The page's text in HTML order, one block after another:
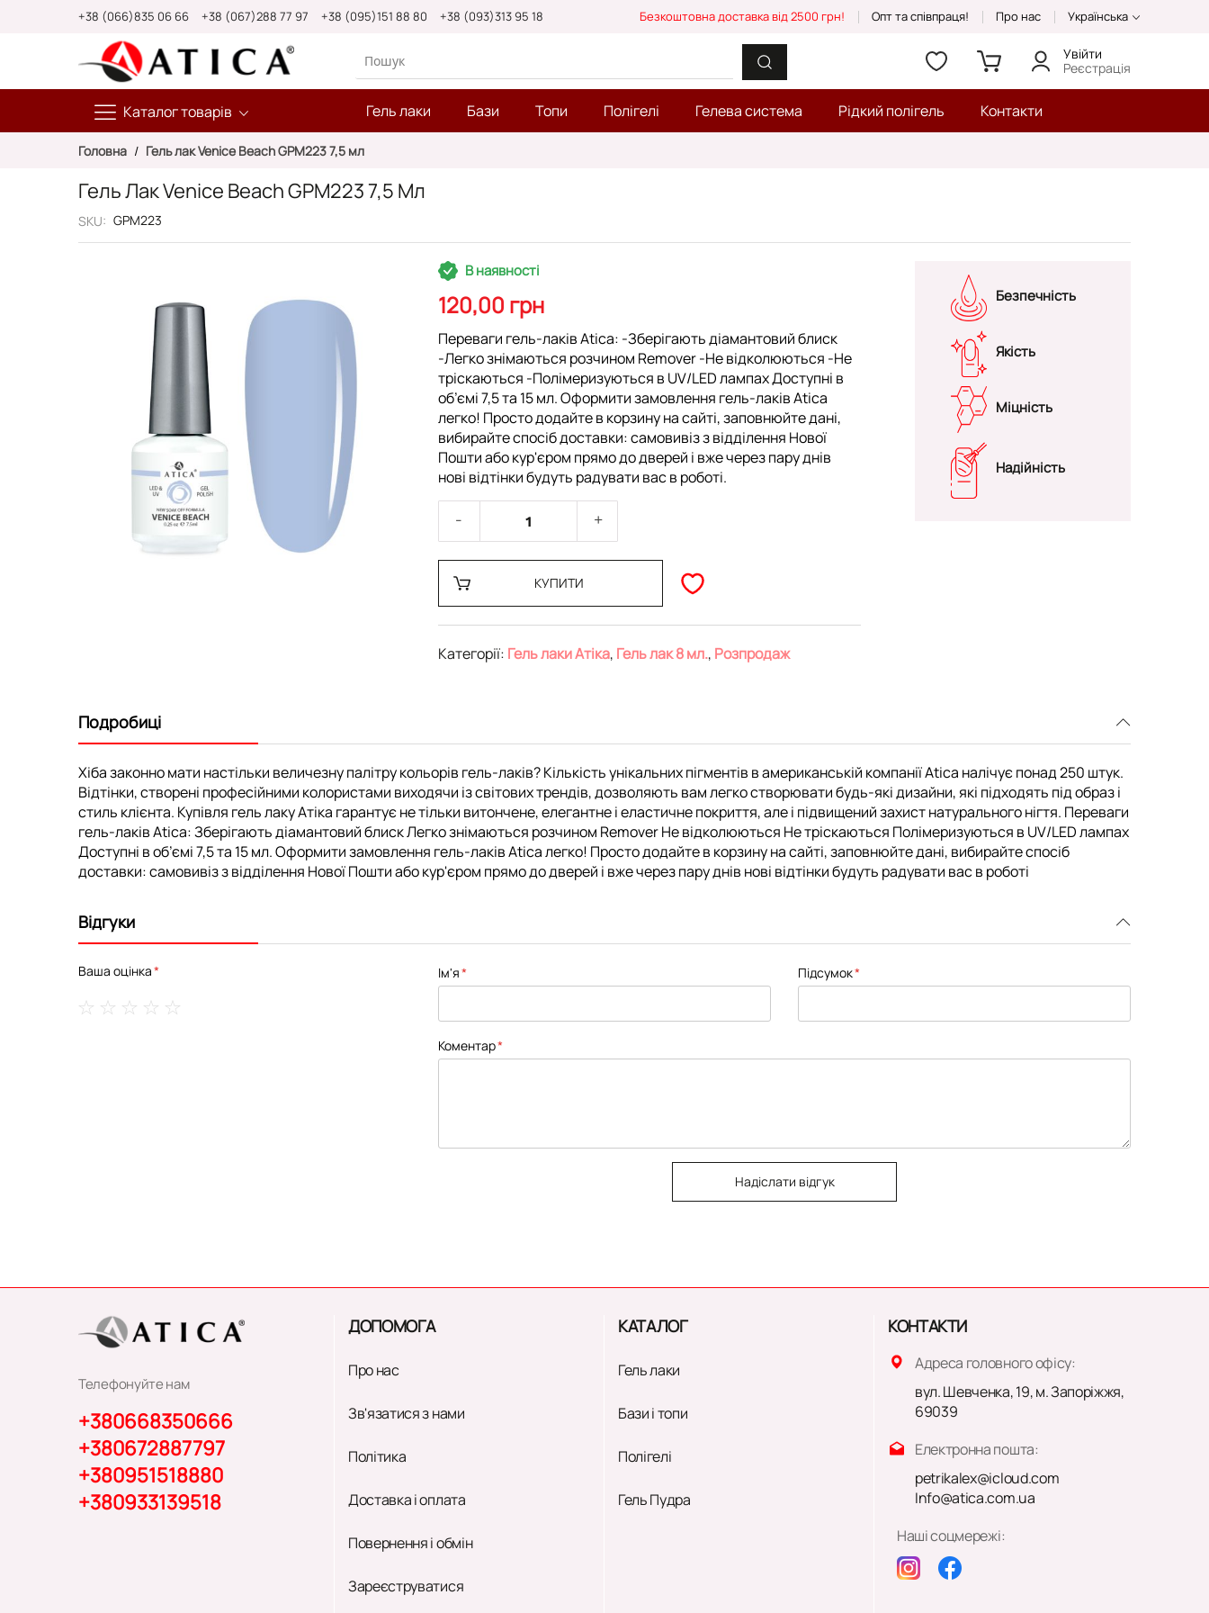
+38 (066)835 06 66 +38 (067)288 77 97 +38 (095)151 88 80 +38 (093)313 95 18 Безкоштовна доставка від 2500 грн! Опт та співпраця! Про нас Українська
Каталог товарів
Увійти
Реєстрація
Гель лаки Бази Топи Полігелі Гелева система Рідкий полігель Контакти
Головна Гель лак Venice Beach GPM223 7,5 мл
Гель Лак Venice Beach GPM223 7,5 Мл
SKU GPM223
В наявності
120,00 грн
Переваги гель-лаків Atica: -Зберігають діамантовий блиск
-Легко знімаються розчином Remover -Не відколюються -Не
тріскаються -Полімеризуються в UV/LED лампах Доступні в
об’ємі 7,5 та 15 мл. Оформити замовлення гель-лаків Atica
легко! Просто додайте в корзину на сайті, заповнюйте дані,
вибирайте спосіб доставки: самовивіз з відділення Нової
Пошти або кур'єром прямо до дверей і вже через пару днів
нові відтінки будуть радувати вас в роботі.
КУПИТИ
Категорії: Гель лаки Атіка, Гель лак 8 мл., Розпродаж
Безпечність
Якість
Міцність
Надійність
Подробиці
Хіба законно мати настільки величезну палітру кольорів гель-лаків? Кількість унікальних пігментів в американській компанії Atica налічує понад 250 штук.
Відтінки, створені професійними колористами виходячи із світових трендів, дозволяють вам легко створювати будь-які дизайни, які підходять під образ і
стиль клієнта. Купівля гель лаку Атіка гарантує не тільки витончене, елегантне і еластичне покриття, але і підвищений захист натурального нігтя. Переваги
гель-лаків Atica: Зберігають діамантовий блиск Легко знімаються розчином Remover Не відколюються Не тріскаються Полімеризуються в UV/LED лампах
Доступні в об’ємі 7,5 та 15 мл. Оформити замовлення гель-лаків Atica легко! Просто додайте в корзину на сайті, заповнюйте дані, вибирайте спосіб
доставки: самовивіз з відділення Нової Пошти або кур'єром прямо до дверей і вже через пару днів нові відтінки будуть радувати вас в роботі
Відгуки
Ваша оцінка Ім'я Підсумок
Коментар
Надіслати відгук
Телефонуйте нам
+380668350666
+380672887797
+380951518880
+380933139518
ДОПОМОГА
Про нас
Зв'язатися з нами
Політика
Доставка і оплата
Повернення і обмін
Зареєструватися
КАТАЛОГ
Гель лаки
Бази і топи
Полігелі
Гель Пудра
КОНТАКТИ
Адреса головного офісу:
вул. Шевченка, 19, м. Запоріжжя,
69039
Електронна пошта:
petrikalex@icloud.com
Info@atica.com.ua
Наші соцмережі: